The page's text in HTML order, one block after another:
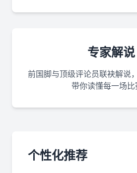
专家解说
前国脚与顶级评论员联袂解说
带你读懂每一场比
个性化推荐